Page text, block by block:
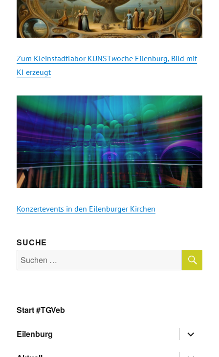
Zum Kleinstadtlabor KUNSTwoche Eilenburg, Bild mit
KI erzeugt
Konzertevents in den Eilenburger Kirchen
SUCHE
Suche
nach:
Start #TGVeb
Eilenburg
anzeigen